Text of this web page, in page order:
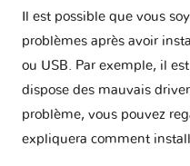
Il est possible que vous
problèmes après avoir
ou USB. Par exemple, il
dispose des mauvais
problème, vous pouvez
expliquera comment